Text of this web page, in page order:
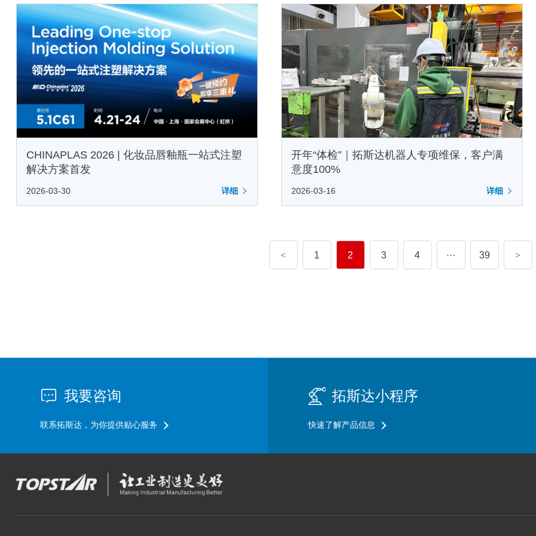
CHINAPLAS 2026 | 化妆品唇釉瓶一站式注塑
解决方案首发
2026-03-30 详细
开年“体检”｜拓斯达机器人专项维保，客户满
意度100%
2026-03-16 详细
< 1 2 3 4 ··· 39 >
我要咨询
联系拓斯达，为你提供贴心服务
拓斯达小程序
快速了解产品信息